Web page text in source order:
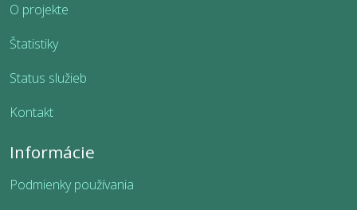
O projekte
Štatistiky
Status služieb
Kontakt
Informácie
Podmienky používania